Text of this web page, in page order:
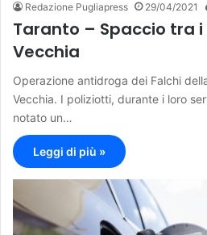
Redazione Pugliapress 29/04/2021
Taranto – Spaccio tra
Vecchia
Operazione antidroga dei Falchi
Vecchia. I poliziotti, durante i loro
notato un…
Leggi di più »